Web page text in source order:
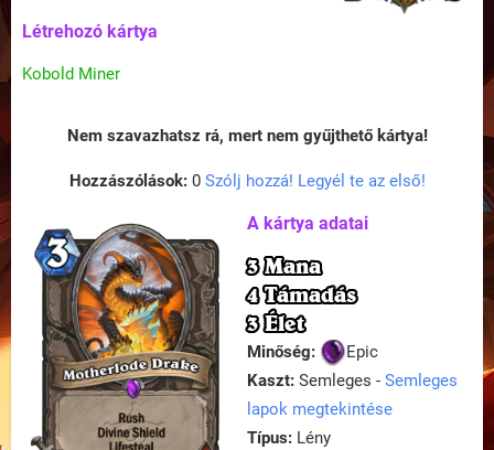
Létrehozó kártya
Kobold Miner
Nem szavazhatsz rá, mert nem gyűjthető kártya!
Hozzászólások:0 Szólj hozzá! Legyél te az első!
A kártya adatai
3 Mana
4 Támadás
3 Élet
Minőség:
Epic
Kaszt: Semleges - Semleges
lapok megtekintése
Típus: Lény